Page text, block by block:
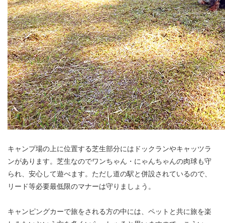
キャンプ場の上に位置する芝生部分にはドックランやキャッツラ
ンがあります。芝生なのでワンちゃん・にゃんちゃんの肉球も守
られ、安心して遊べます。ただし道の駅と併設されているので、
リード等必要最低限のマナーは守りましょう。
キャンピングカーで旅をされる方の中には、ペットと共に旅を楽